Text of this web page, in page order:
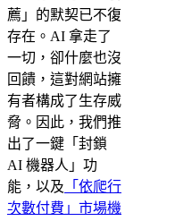
薦」的默契已不復
存在。AI 拿走了
一切，卻什麼也沒
回饋，這對網站擁
有者構成了生存威
脅。因此，我們推
出了一鍵「封鎖
AI 機器人」功
能，以及 「依爬行
次數付費」市場機